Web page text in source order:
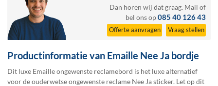
Dan horen wij dat graag. Mail of
bel ons op085 40 126 43
Offerte aanvragen Vraag stellen
Productinformatie van Emaille Nee Ja bordje
Dit luxe Emaille ongewenste reclamebord is het luxe alternatief
voor de ouderwetse ongewenste reclame Nee Ja sticker. Let op dit